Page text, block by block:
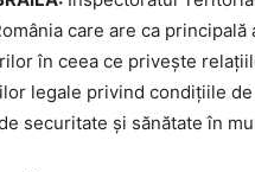
care are ca
în ceea ce privește
legale privind condițiile
securitate și sănătate în